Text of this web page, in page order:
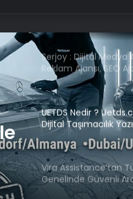
UETDS Nedir ?
Dijital Taşımacılık
Vira Assistance’tan
Genelinde Güvenli
Yol Yardım Atağı
Bigo Elmas Bayi –
Uygun Fiyatlı Elmas
Yeni Adresi